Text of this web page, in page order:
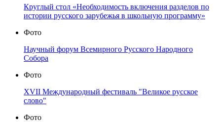
Круглый стол «Необходимость включения разделов по
истории русского зарубежья в школьную программу»
Фото
Научный форум Всемирного Русского Народного
Собора
Фото
XVII Международный фестиваль "Великое русское
слово"
Фото